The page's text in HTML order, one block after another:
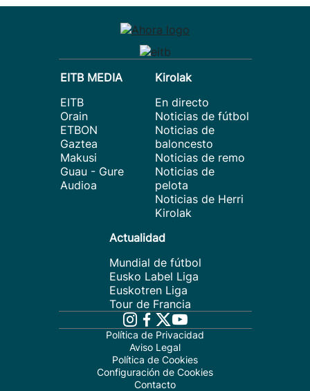
EITB MEDIA
EITB
Orain
ETBON
Gaztea
Makusi
Guau - Gure
Audioa
Kirolak
En directo
Noticias de fútbol
Noticias de
baloncesto
Noticias de remo
Noticias de
pelota
Noticias de Herri
Kirolak
Actualidad
Mundial de fútbol
Eusko Label Liga
Euskotren Liga
Tour de Francia
Política de Privacidad
Aviso Legal
Política de Cookies
Configuración de Cookies
Contacto